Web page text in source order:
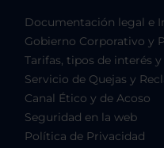
Documentación legal e
Gobierno Corporativo y
Tarifas, tipos de interés
Servicio de Quejas y
Canal Ético y de Acoso
Seguridad en la web
Política de Privacidad